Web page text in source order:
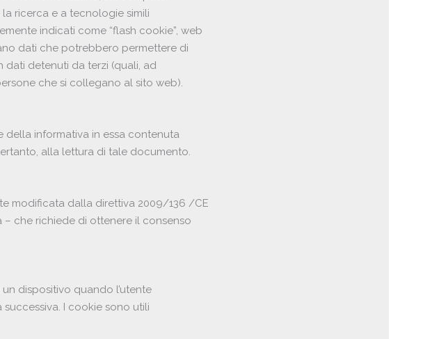
ricerca e a tecnologie simili
indicati come “flash cookie”, web
dati che potrebbero permettere di
dati detenuti da terzi (quali, ad
che si collegano al sito web).
della informativa in essa contenuta
alla lettura di tale documento.
modificata dalla direttiva 2009/136 /CE
– che richiede di ottenere il consenso
dispositivo quando l’utente
I cookie sono utili